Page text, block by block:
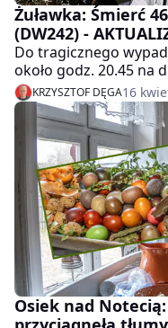
Żuławka: Śmierć
(DW242) -
Do tragicznego
około godz. 20.45 na
miejscowości
poniósł 46-letni
KRZYSZTOF DĘGA16
Osiek nad